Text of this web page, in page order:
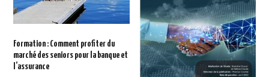
Formation : Comment profiter du
marché des seniors pour la banque et
l’assurance